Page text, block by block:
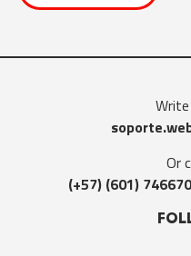
Or
(+57) (601)